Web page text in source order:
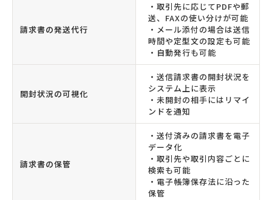
請求書の発送代行
・取引先に応じてPDFや郵
送、FAXの使い分けが可能
・メール添付の場合は送信
時間や定型文の設定も可能
・自動発行も可能
開封状況の可視化
・送信請求書の開封状況を
システム上に表示
・未開封の相手にはリマイ
ンドを通知
請求書の保管
・送付済みの請求書を電子
データ化
・取引先や取引内容ごとに
検索も可能
・電子帳簿保存法に沿った
保管